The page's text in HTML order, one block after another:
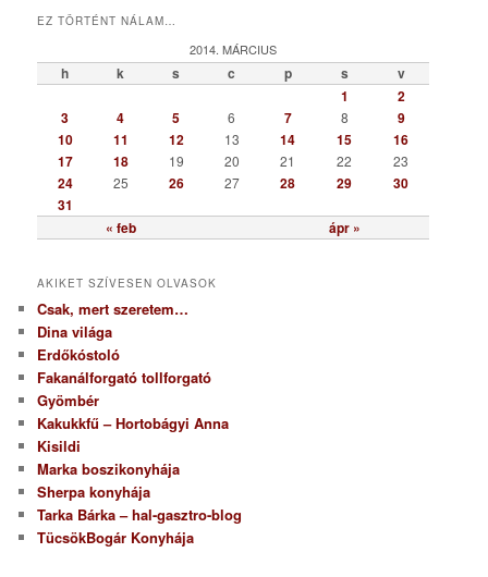
e
r
EZ TÖRTÉNT NÁLAM…
2014. MÁRCIUS
h k s c p s v
« feb ápr »
1
2
3
4 5 6 7 8
9
10
11 12 13 14 15
16
17
18 19 20 21 22 23
24 25 26 27 28 29
30
31
AKIKET SZÍVESEN OLVASOK
Csak, mert szeretem…
Dina világa
Erdőkóstoló
Fakanálforgató tollforgató
Gyömbér
Kakukkfű – Hortobágyi Anna
Kisildi
Marka boszikonyhája
Sherpa konyhája
Tarka Bárka – hal-gasztro-blog
TücsökBogár Konyhája